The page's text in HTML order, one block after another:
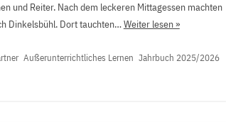
und Reiter. Nach dem leckeren Mittagessen machten
Dinkelsbühl. Dort tauchten…Weiter lesen »
Außerunterrichtliches Lernen Jahrbuch 2025/2026